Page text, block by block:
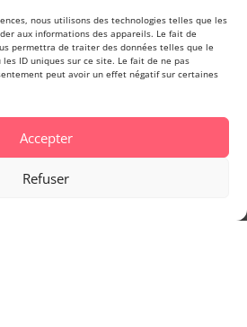
nous utilisons des technologies telles que les
aux informations des appareils. Le fait de
permettra de traiter des données telles que le
ID uniques sur ce site. Le fait de ne pas
peut avoir un effet négatif sur certaines
Accepter
Refuser